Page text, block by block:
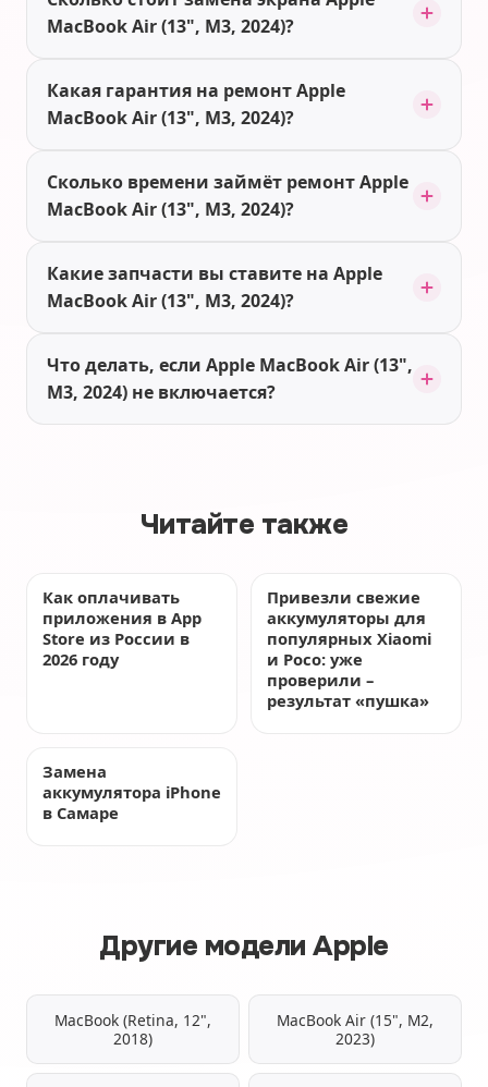
MacBook Air (13", M3, 2024)?
Какая гарантия на ремонт Apple
MacBook Air (13", M3, 2024)?
Сколько времени займёт ремонт Apple
MacBook Air (13", M3, 2024)?
Какие запчасти вы ставите на Apple
MacBook Air (13", M3, 2024)?
Что делать, если Apple MacBook Air (13",
M3, 2024) не включается?
Читайте также
Как оплачивать
приложения в App
Store из России в
2026 году
Привезли свежие
аккумуляторы для
популярных Xiaomi
и Poco: уже
проверили –
результат «пушка»
Замена
аккумулятора iPhone
в Самаре
Другие модели Apple
MacBook (Retina, 12",
2018)
MacBook Air (15", M2,
2023)